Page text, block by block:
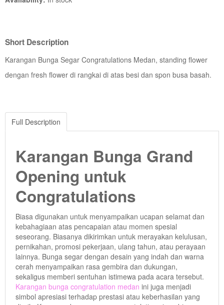
Short Description
Karangan Bunga Segar Congratulations Medan, standing flower
dengan fresh flower di rangkai di atas besi dan spon busa basah.
Full Description
Karangan Bunga Grand
Opening untuk
Congratulations
Biasa digunakan untuk menyampaikan ucapan selamat dan
kebahagiaan atas pencapaian atau momen spesial
seseorang. Biasanya dikirimkan untuk merayakan kelulusan,
pernikahan, promosi pekerjaan, ulang tahun, atau perayaan
lainnya. Bunga segar dengan desain yang indah dan warna
cerah menyampaikan rasa gembira dan dukungan,
sekaligus memberi sentuhan istimewa pada acara tersebut.
Karangan bunga congratulation medan ini juga menjadi
simbol apresiasi terhadap prestasi atau keberhasilan yang